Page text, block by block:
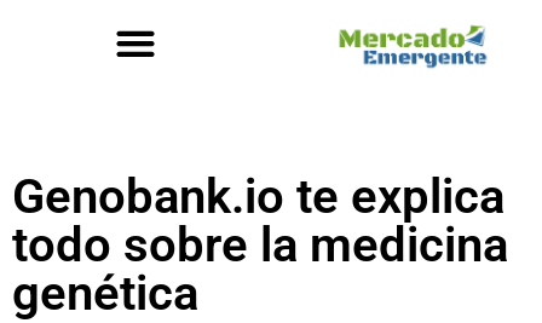
Genobank.io te explica
todo sobre la medicina
genética